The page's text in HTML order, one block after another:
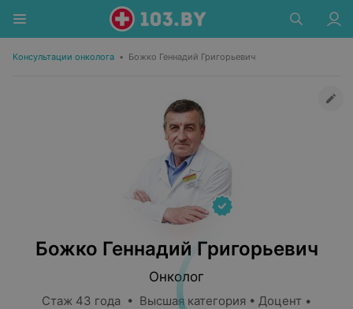
Консультации онколога • Божко Геннадий Григорьевич
Божко Геннадий Григорьевич
Онколог
Стаж 43 года • Высшая категория • Доцент •